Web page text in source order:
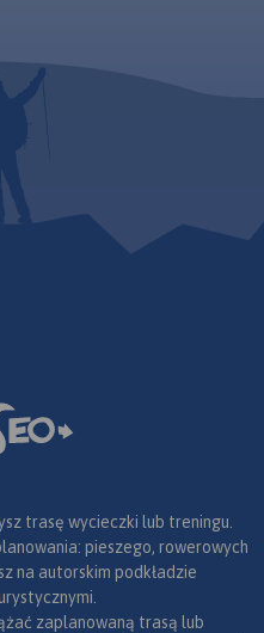
trasę wycieczki lub treningu.
pieszego, rowerowych
na autorskim podkładzie
zaplanowaną trasą lub